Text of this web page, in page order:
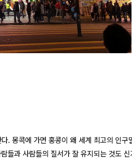
. 몽콕에 가면 홍콩이 왜 세계 최고의 인구
들과 사람들의 질서가 잘 유지되는 것도